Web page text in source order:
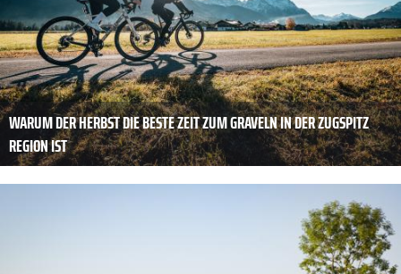
WARUM DER HERBST DIE BESTE ZEIT ZUM GRAVELN IN DER ZUGSPITZ
REGION IST